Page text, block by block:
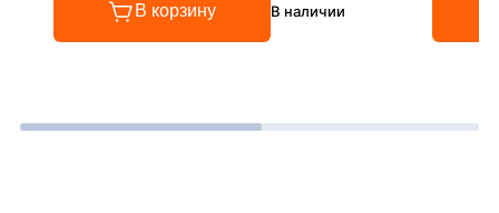
В корзину В наличии